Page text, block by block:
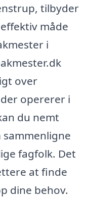
tilbyder
måde
i
over
opererer i
du nemt
fagfolk. Det
at finde
dine behov.